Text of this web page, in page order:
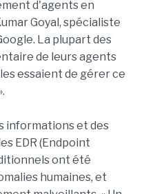
d'agents en
Goyal, spécialiste
La plupart des
de leurs agents
essaient de gérer ce
informations et des
EDR (Endpoint
ont été
humaines, et